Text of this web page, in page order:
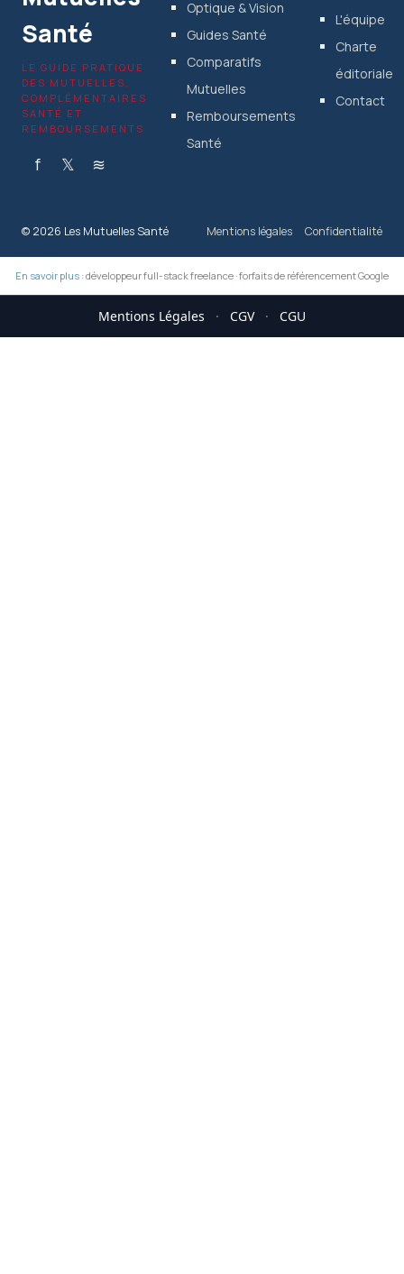
Santé
LE GUIDE PRATIQUE
DES MUTUELLES,
COMPLÉMENTAIRES
SANTÉ ET
REMBOURSEMENTS
f 𝕏 ≋
Optique & Vision
Guides Santé
Comparatifs
Mutuelles
Remboursements
Santé
L'équipe
Charte
éditoriale
Contact
© 2026 Les Mutuelles Santé Mentions légales Confidentialité
En savoir plus : développeur full-stack freelance·forfaits de référencement Google
Mentions Légales · CGV · CGU